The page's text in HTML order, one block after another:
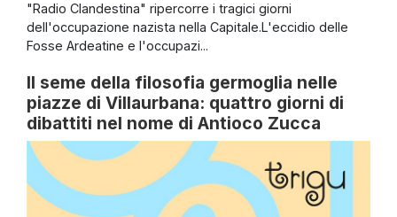
"Radio Clandestina" ripercorre i tragici giorni
dell'occupazione nazista nella Capitale.L'eccidio delle
Fosse Ardeatine e l'occupazi...
Il seme della filosofia germoglia nelle
piazze di Villaurbana: quattro giorni di
dibattiti nel nome di Antioco Zucca